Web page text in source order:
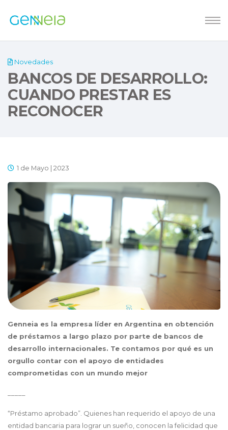
Novedades
BANCOS DE DESARROLLO:
CUANDO PRESTAR ES
RECONOCER
1 de Mayo | 2023
Genneia es la empresa líder en Argentina en obtención
de préstamos a largo plazo por parte de bancos de
desarrollo internacionales. Te contamos por qué es un
orgullo contar con el apoyo de entidades
comprometidas con un mundo mejor
“Préstamo aprobado”. Quienes han requerido el apoyo de una
entidad bancaria para lograr un sueño, conocen la felicidad que